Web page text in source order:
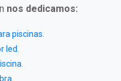
nos dedicamos:
piscinas
led